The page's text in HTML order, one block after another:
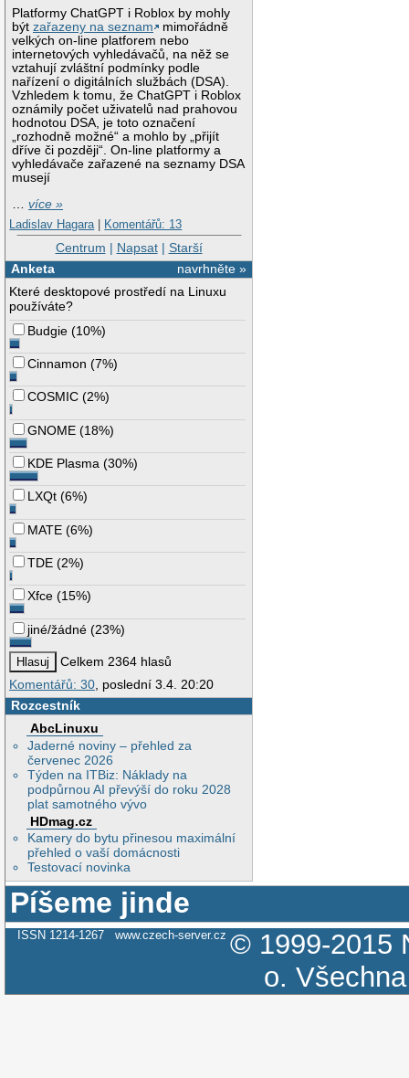
Platformy ChatGPT i Roblox by mohly
býtzařazeny na seznam
mimořádně
velkých on-line platforem nebo
internetových vyhledávačů, na něž se
vztahují zvláštní podmínky podle
nařízení o digitálních službách (DSA).
Vzhledem k tomu, že ChatGPT i Roblox
oznámily počet uživatelů nad prahovou
hodnotou DSA, je toto označení
„rozhodně možné“ a mohlo by „přijít
dříve či později“. On-line platformy a
vyhledávače zařazené na seznamy DSA
musejí
…více »
Ladislav Hagara | Komentářů: 13
Centrum | Napsat| Starší
navrhněte »
Anketa
Které desktopové prostředí na Linuxu
používáte?
Budgie (10%)
Cinnamon (7%)
COSMIC (2%)
GNOME (18%)
KDE Plasma (30%)
LXQt (6%)
MATE (6%)
TDE (2%)
Xfce (15%)
jiné/žádné (23%)
Celkem 2364 hlasů
Komentářů: 30, poslední 3.4. 20:20
Rozcestník
AbcLinuxu
Jaderné noviny – přehled za
červenec 2026
Týden na ITBiz: Náklady na
podpůrnou AI převýší do roku 2028
plat samotného vývo
HDmag.cz
Kamery do bytu přinesou maximální
přehled o vaší domácnosti
Testovací novinka
Píšeme jinde
ISSN 1214-1267 www.czech-server.cz © 1999-2015
o.